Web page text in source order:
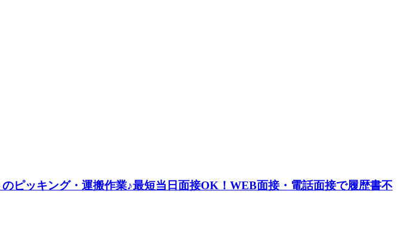
ピッキング・運搬作業♪最短当日面接OK！WEB面接・電話面接で履歴書不